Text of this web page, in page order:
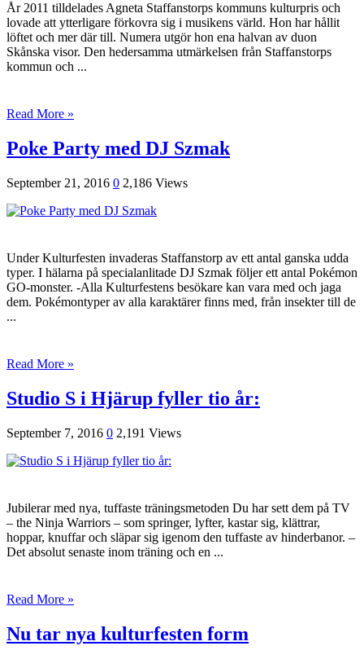
År 2011 tilldelades Agneta Staffanstorps kommuns kulturpris och
lovade att ytterligare förkovra sig i musikens värld. Hon har hållit
löftet och mer där till. Numera utgör hon ena halvan av duon
Skånska visor. Den hedersamma utmärkelsen från Staffanstorps
kommun och ...
Read More »
Poke Party med DJ Szmak
September 21, 2016 0 2,186 Views
Under Kulturfesten invaderas Staffanstorp av ett antal ganska udda
typer. I hälarna på specialanlitade DJ Szmak följer ett antal Pokémon
GO-monster. -Alla Kulturfestens besökare kan vara med och jaga
dem. Pokémontyper av alla karaktärer finns med, från insekter till de
...
Read More »
Studio S i Hjärup fyller tio år:
September 7, 2016 0 2,191 Views
Jubilerar med nya, tuffaste träningsmetoden Du har sett dem på TV
– the Ninja Warriors – som springer, lyfter, kastar sig, klättrar,
hoppar, knuffar och släpar sig igenom den tuffaste av hinderbanor. –
Det absolut senaste inom träning och en ...
Read More »
Nu tar nya kulturfesten form